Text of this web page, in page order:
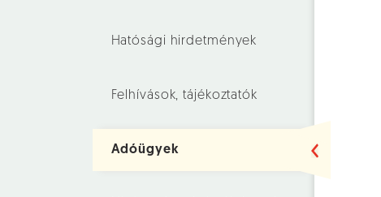
Hatósági hirdetmények
Felhívások, tájékoztatók
Adóügyek